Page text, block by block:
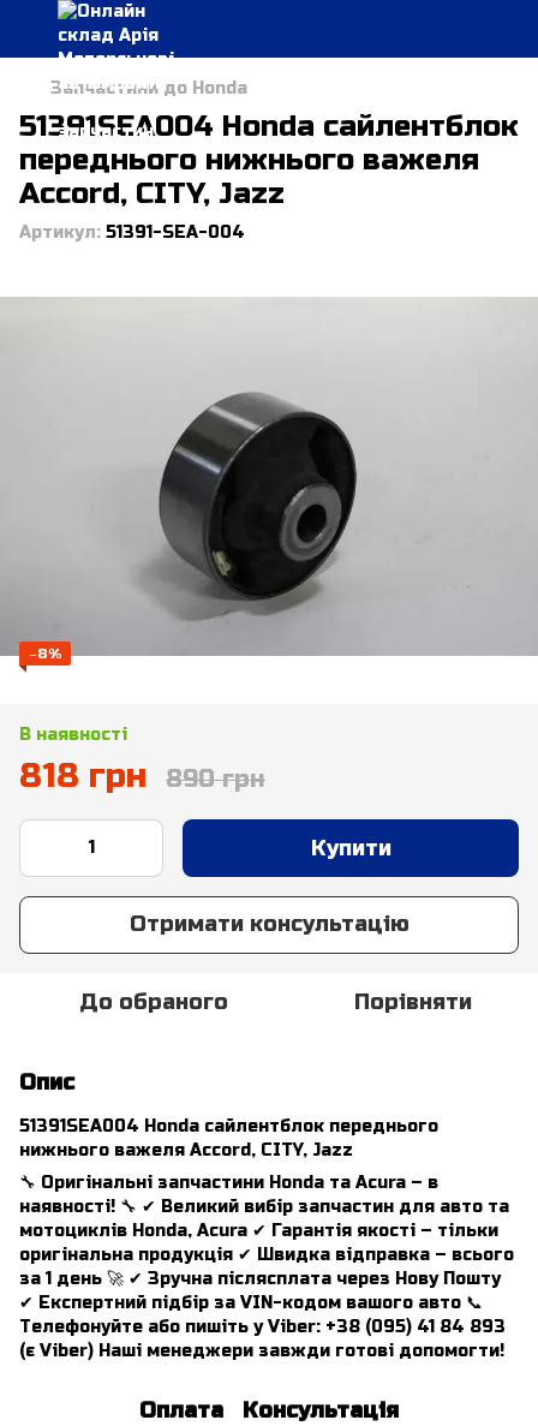
Запчастини до Honda
51391SEA004 Honda сайлентблок
переднього нижнього важеля
Accord, CITY, Jazz
Артикул: 51391-SEA-004
−8%
В наявності
818 грн 890 грн
Купити
Отримати консультацію
До обраного Порівняти
Опис
51391SEA004 Honda сайлентблок переднього
нижнього важеля Accord, CITY, Jazz
🔧 Оригінальні запчастини Honda та Acura – в
наявності! 🔧 ✔ Великий вибір запчастин для авто та
мотоциклів Honda, Acura ✔ Гарантія якості – тільки
оригінальна продукція ✔ Швидка відправка – всього
за 1 день 🚀 ✔ Зручна післясплата через Нову Пошту
✔ Експертний підбір за VIN-кодом вашого авто 📞
Телефонуйте або пишіть у Viber: +38 (095) 41 84 893
(є Viber) Наші менеджери завжди готові допомогти!
Оплата Консультація